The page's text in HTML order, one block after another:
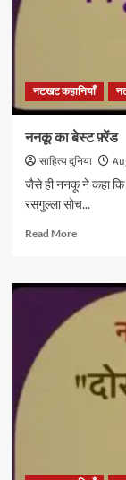
नटखट कहानियाँ
ननकू का बेस्ट फ़्रेंड
साहित्य दुनिया
जैसे ही ननकू ने कहा कि
रसगुल्ला सोच...
Read MoreRead
ननकू
बेस्ट